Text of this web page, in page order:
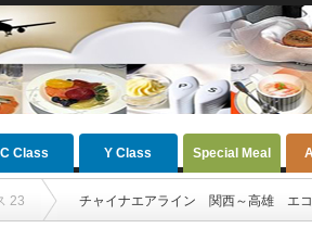
C Class Y Class Special Meal
23 チャイナエアライン 関西～高雄 エコ